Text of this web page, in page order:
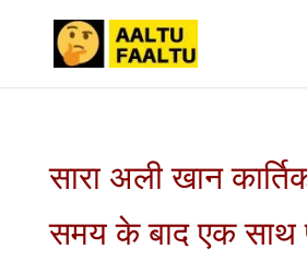
सारा अली खान
समय के बाद एक साथ